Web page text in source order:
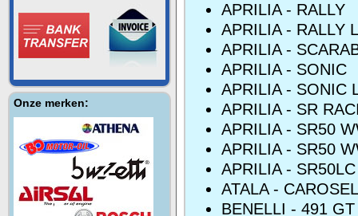
Onze merken:
APRILIA - RALLY
APRILIA - RALLY
APRILIA -
APRILIA - SONIC
APRILIA - SONIC
APRILIA - SR
APRILIA - SR50
APRILIA - SR50
APRILIA - SR50LC
ATALA -
BENELLI - 491